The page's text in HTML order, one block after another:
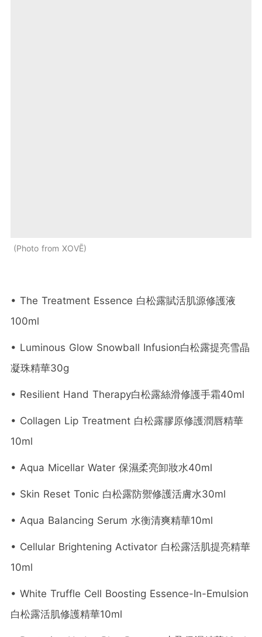
Photo from XOVĒ
• The Treatment Essence 白松露賦活肌源修護液
100ml
• Luminous Glow Snowball Infusion白松露提亮雪晶
凝珠精華30g
• Resilient Hand Therapy白松露絲滑修護手霜40ml
• Collagen Lip Treatment 白松露膠原修護潤唇精華
10ml
• Aqua Micellar Water 保濕柔亮卸妝水40ml
• Skin Reset Tonic 白松露防禦修護活膚水30ml
• Aqua Balancing Serum 水衡清爽精華10ml
• Cellular Brightening Activator 白松露活肌提亮精華
10ml
• White Truffle Cell Boosting Essence-In-Emulsion
白松露活肌修護精華10ml